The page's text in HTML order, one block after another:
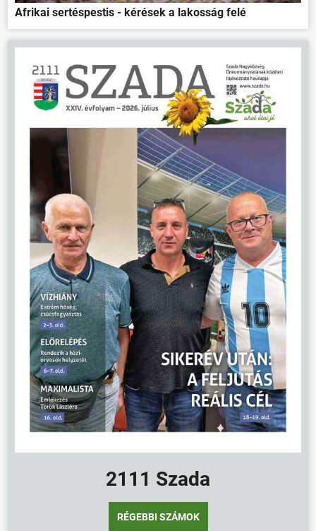
Afrikai sertéspestis - kérések a lakosság felé
2111 Szada
RÉGEBBI SZÁMOK